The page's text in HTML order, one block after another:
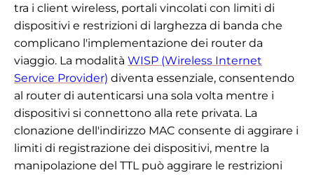
tra i client wireless, portali vincolati con limiti di
dispositivi e restrizioni di larghezza di banda che
complicano l'implementazione dei router da
viaggio. La modalità WISP (Wireless Internet
Service Provider) diventa essenziale, consentendo
al router di autenticarsi una sola volta mentre i
dispositivi si connettono alla rete privata. La
clonazione dell'indirizzo MAC consente di aggirare i
limiti di registrazione dei dispositivi, mentre la
manipolazione del TTL può aggirare le restrizioni